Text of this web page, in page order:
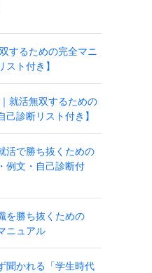
するための完全マニ
ト付き】
就活無双するための
診断リスト付き】
活で勝ち抜くための
例文・自己診断付
を勝ち抜くための
ニュアル
聞かれる「学生時代